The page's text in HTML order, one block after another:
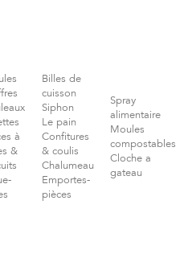
à
&
Billes de
cuisson
Siphon
Le pain
Confitures
& coulis
Chalumeau
Emportes-
pièces
Spray
alimentaire
Moules
compostables
Cloche a
gateau